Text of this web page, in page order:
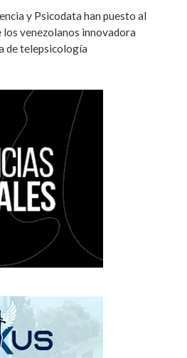
y Psicodata han puesto al
los venezolanos innovadora
de telepsicología